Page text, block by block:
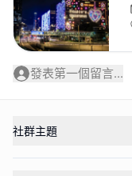
發表第一個留言...
社群主題